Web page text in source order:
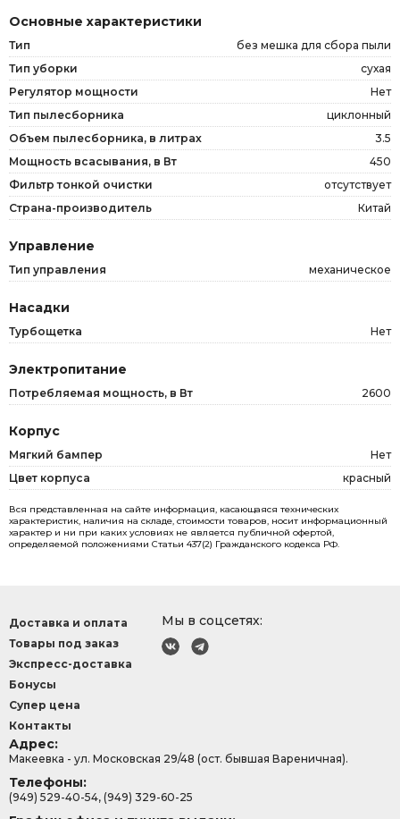
Основные характеристики
Тип
без мешка для сбора пыли
Тип уборки
сухая
Регулятор мощности
Нет
Тип пылесборника
циклонный
Объем пылесборника, в литрах
3.5
Мощность всасывания, в Вт
450
Фильтр тонкой очистки
отсутствует
Страна-производитель
Китай
Управление
Тип управления механическое
Насадки
Турбощетка Нет
Электропитание
Потребляемая мощность, в Вт 2600
Корпус
Мягкий бампер
Нет
Цвет корпуса
красный
Вся представленная на сайте информация, касающаяся технических
характеристик, наличия на складе, стоимости товаров, носит информационный
характер и ни при каких условиях не является публичной офертой,
определяемой положениями Статьи 437(2) Гражданского кодекса РФ.
Мы в соцсетях:
Доставка и оплата
Товары под заказ
Экспресс-доставка
Бонусы
Супер цена
Контакты
Адрес:
Макеевка - ул. Московская 29/48 (ост. бывшая Вареничная).
Телефоны:
(949) 529-40-54, (949) 329-60-25